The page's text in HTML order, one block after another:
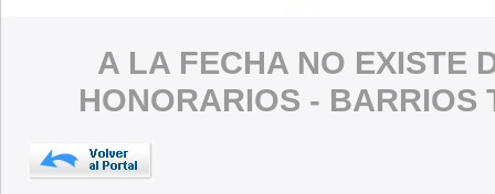
A LA FECHA NO EXISTE
HONORARIOS - BARRIOS